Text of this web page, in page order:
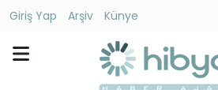
Giriş Yap Arşiv
Künye